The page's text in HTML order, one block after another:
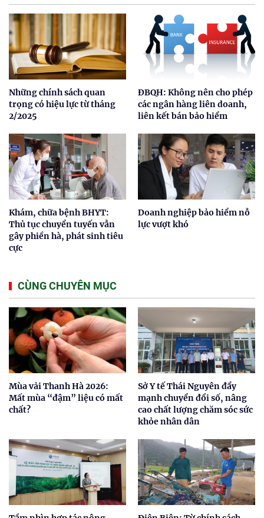
Những chính sách quan
trọng có hiệu lực từ tháng
2/2025
ĐBQH: Không nên cho phép
các ngân hàng liên doanh,
liên kết bán bảo hiểm
Khám, chữa bệnh BHYT:
Thủ tục chuyển tuyến vẫn
gây phiền hà, phát sinh tiêu
cực
Doanh nghiệp bảo hiểm nỗ
lực vượt khó
CÙNG CHUYÊN MỤC
Mùa vải Thanh Hà 2026:
Mất mùa “đậm” liệu có mất
chất?
Sở Y tế Thái Nguyên đẩy
mạnh chuyển đổi số, nâng
cao chất lượng chăm sóc sức
khỏe nhân dân